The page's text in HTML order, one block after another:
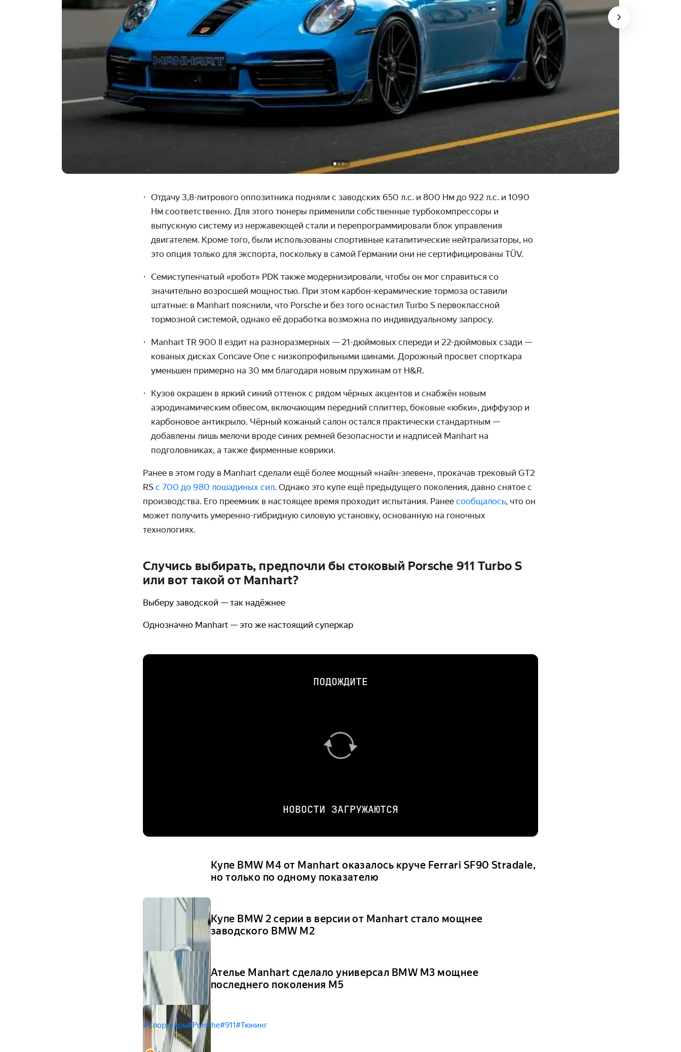
Отдачу 3,8-литрового оппозитника подняли с заводских 650 л.с. и 800 Нм до 922 л.с. и 1090
Нм соответственно. Для этого тюнеры применили собственные турбокомпрессоры и
выпускную систему из нержавеющей стали и перепрограммировали блок управления
двигателем. Кроме того, были использованы спортивные каталитические нейтрализаторы, но
это опция только для экспорта, поскольку в самой Германии они не сертифицированы TÜV.
Семиступенчатый «робот» PDK также модернизировали, чтобы он мог справиться со
значительно возросшей мощностью. При этом карбон-керамические тормоза оставили
штатные: в Manhart пояснили, что Porsche и без того оснастил Turbo S первоклассной
тормозной системой, однако её доработка возможна по индивидуальному запросу.
Manhart TR 900 II ездит на разноразмерных — 21-дюймовых спереди и 22-дюймовых сзади —
кованых дисках Concave One с низкопрофильными шинами. Дорожный просвет спорткара
уменьшен примерно на 30 мм благодаря новым пружинам от H&R.
Кузов окрашен в яркий синий оттенок с рядом чёрных акцентов и снабжён новым
аэродинамическим обвесом, включающим передний сплиттер, боковые «юбки», диффузор и
карбоновое антикрыло. Чёрный кожаный салон остался практически стандартным —
добавлены лишь мелочи вроде синих ремней безопасности и надписей Manhart на
подголовниках, а также фирменные коврики.
Ранее в этом году в Manhart сделали ещё более мощный «найн-элевен», прокачав трековый GT2
RS с 700 до 980 лошадиных сил. Однако это купе ещё предыдущего поколения, давно снятое с
производства. Его преемник в настоящее время проходит испытания. Ранее сообщалось, что он
может получить умеренно-гибридную силовую установку, основанную на гоночных
технологиях.
Случись выбирать, предпочли бы стоковый Porsche 911 Turbo S
или вот такой от Manhart?
Выберу заводской — так надёжнее
Однозначно Manhart — это же настоящий суперкар
ПОДОЖДИТЕ
НОВОСТИ ЗАГРУЖАЮТСЯ
Купе BMW M4 от Manhart оказалось круче Ferrari SF90 Stradale,
но только по одному показателю
Купе BMW 2 серии в версии от Manhart стало мощнее
заводского BMW M2
Ателье Manhart сделало универсал BMW M3 мощнее
последнего поколения М5
#Спорткары#Porsche#911#Тюнинг